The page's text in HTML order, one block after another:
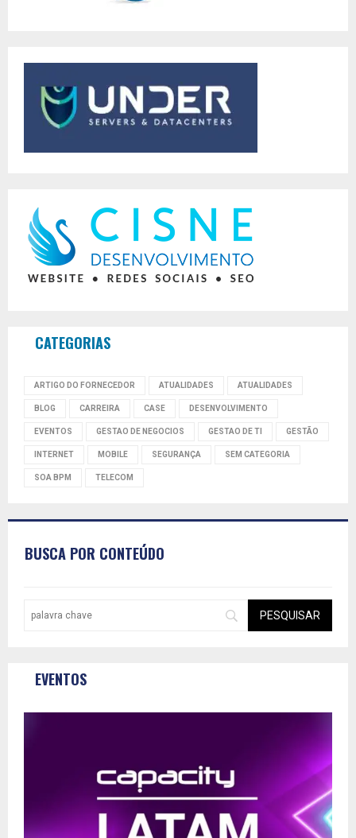
CATEGORIAS
ARTIGO DO FORNECEDOR ATUALIDADES ATUALIDADES
BLOG CARREIRA CASE DESENVOLVIMENTO
EVENTOS GESTAO DE NEGOCIOS GESTAO DE TI GESTÃO
INTERNET MOBILE SEGURANÇA SEM CATEGORIA
SOA BPM TELECOM
BUSCA POR CONTEÚDO
EVENTOS